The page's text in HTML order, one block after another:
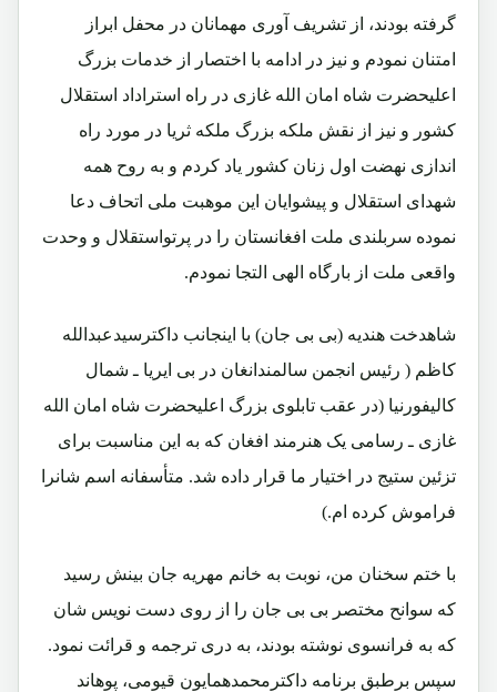
گرفته بودند، از تشریف آوری مهمانان در محفل ابراز
امتنان نمودم و نیز در ادامه با اختصار از خدمات بزرگ
اعلیحضرت شاه امان الله غازی در راه استراداد استقلال
کشور و نیز از نقش ملکه بزرگ ملکه ثریا در مورد راه
اندازی نهضت اول زنان کشور یاد کردم و به روح همه
شهدای استقلال و پیشوایان این موهبت ملی اتحاف دعا
نموده سربلندی ملت افغانستان را در پرتواستقلال و وحدت
واقعی ملت از بارگاه الهی التجا نمودم.
شاهدخت هندیه (بی بی جان) با اینجانب داکترسیدعبدالله
کاظم ( رئیس انجمن سالمندانغان در بی ایریا ـ شمال
کالیفورنیا (در عقب تابلوی بزرگ اعلیحضرت شاه امان الله
غازی ـ رسامی یک هنرمند افغان که به این مناسبت برای
تزئین ستیج در اختیار ما قرار داده شد. متأسفانه اسم شانرا
فراموش کرده ام.)
با ختم سخنان من، نوبت به خانم مهریه جان بینش رسید
که سوانح مختصر بی بی جان را از روی دست نویس شان
که به فرانسوی نوشته بودند، به دری ترجمه و قرائت نمود.
سپس برطبق برنامه داکترمحمدهمایون قیومی، پوهاند